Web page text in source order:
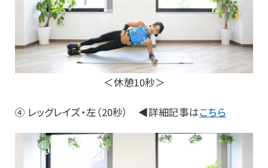
＜休憩10秒＞
④ レッグレイズ・左（20秒） ◀詳細記事はこちら